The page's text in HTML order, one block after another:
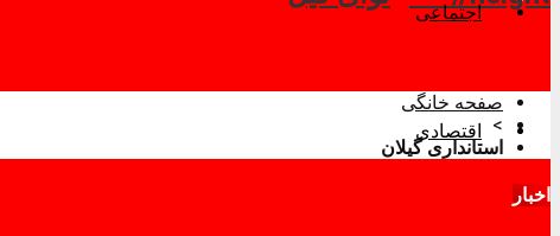
اجتماعی
اقتصادی
صفحه خانگی
>
استانداری گیلان
اخبار